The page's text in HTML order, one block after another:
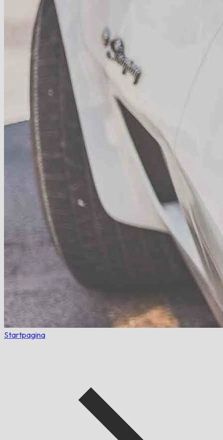
Startpagina